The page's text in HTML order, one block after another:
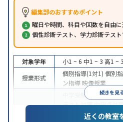
編集部のおすすめポイント
曜日や時間、科目や回数を自由
個性診断テスト、学力診断テス
続きを見
対象学年 小1 ~ 6 中1 ~ 3 高1 ~ 3
授業形式
個別指導(1対1) 個別
ン指導 映像授業
中学受験 高校受験大
テスト対策内申点対
(旧AO)対策 推薦入試
近くの教室